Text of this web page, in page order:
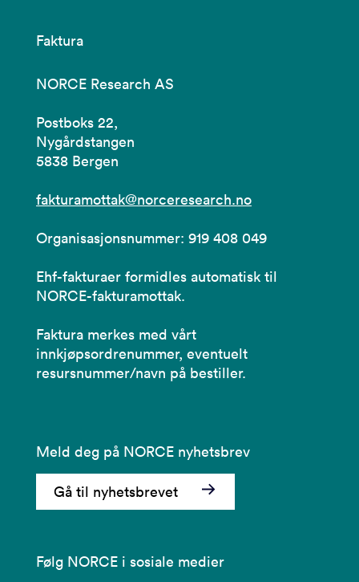
Faktura
NORCE Research AS
Postboks 22,
Nygårdstangen
5838 Bergen
fakturamottak@norceresearch.no
Organisasjonsnummer: 919 408 049
Ehf-fakturaer formidles automatisk til
NORCE-fakturamottak.
Faktura merkes med vårt
innkjøpsordrenummer, eventuelt
resursnummer/navn på bestiller.
Meld deg på NORCE nyhetsbrev
Gå til nyhetsbrevet
Følg NORCE i sosiale medier